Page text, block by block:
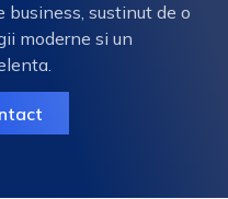
business, sustinut de o
moderne si un